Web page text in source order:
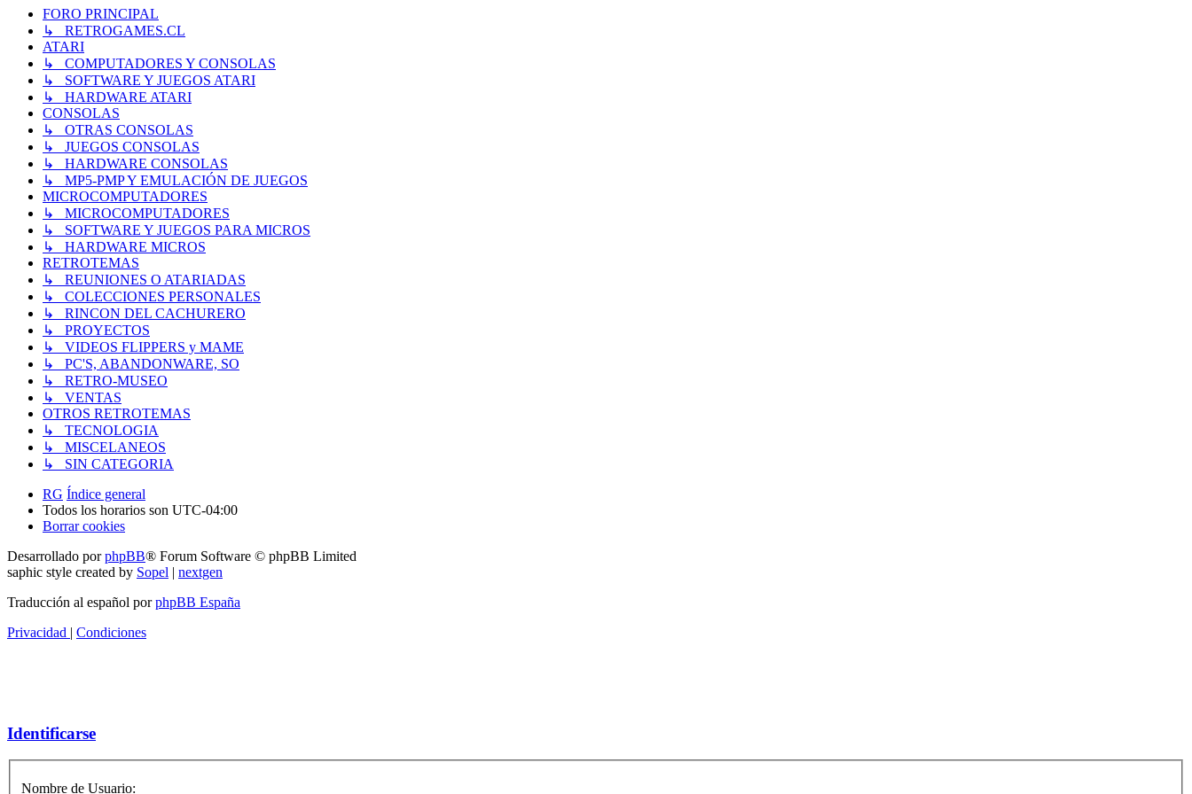
FORO PRINCIPAL
↳ RETROGAMES.CL
ATARI
↳ COMPUTADORES Y CONSOLAS
↳ SOFTWARE Y JUEGOS ATARI
↳ HARDWARE ATARI
CONSOLAS
↳ OTRAS CONSOLAS
↳ JUEGOS CONSOLAS
↳ HARDWARE CONSOLAS
↳ MP5-PMP Y EMULACIÓN DE JUEGOS
MICROCOMPUTADORES
↳ MICROCOMPUTADORES
↳ SOFTWARE Y JUEGOS PARA MICROS
↳ HARDWARE MICROS
RETROTEMAS
↳ REUNIONES O ATARIADAS
↳ COLECCIONES PERSONALES
↳ RINCON DEL CACHURERO
↳ PROYECTOS
↳ VIDEOS FLIPPERS y MAME
↳ PC'S, ABANDONWARE, SO
↳ RETRO-MUSEO
↳ VENTAS
OTROS RETROTEMAS
↳ TECNOLOGIA
↳ MISCELANEOS
↳ SIN CATEGORIA
RG Índice general
Todos los horarios son UTC-04:00
Borrar cookies
Desarrollado porphpBB® Forum Software © phpBB Limited
saphic style created by Sopel | nextgen
Traducción al español porphpBB España
Privacidad | Condiciones
Identificarse
Nombre de Usuario: